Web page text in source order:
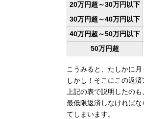
20万円超～30万円以下
30万円超～40万円以下
40万円超～50万円以下
50万円超
こうみると、たしかに
しかし！そこにこの返
上記の表で説明したの
最低限返済しなければ
てしまいます。